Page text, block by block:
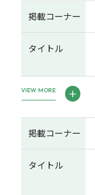
掲載コーナー
タイトル
VIEW MORE
掲載コーナー
タイトル